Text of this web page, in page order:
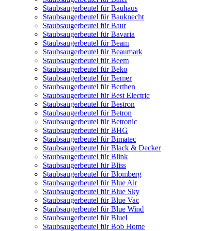
Staubsaugerbeutel für Bauhaus
Staubsaugerbeutel für Bauknecht
Staubsaugerbeutel für Baur
Staubsaugerbeutel für Bavaria
Staubsaugerbeutel für Beam
Staubsaugerbeutel für Beaumark
Staubsaugerbeutel für Beem
Staubsaugerbeutel für Beko
Staubsaugerbeutel für Berner
Staubsaugerbeutel für Berthen
Staubsaugerbeutel für Best Electric
Staubsaugerbeutel für Bestron
Staubsaugerbeutel für Betron
Staubsaugerbeutel für Betronic
Staubsaugerbeutel für BHG
Staubsaugerbeutel für Bimatec
Staubsaugerbeutel für Black & Decker
Staubsaugerbeutel für Blink
Staubsaugerbeutel für Bliss
Staubsaugerbeutel für Blomberg
Staubsaugerbeutel für Blue Air
Staubsaugerbeutel für Blue Sky
Staubsaugerbeutel für Blue Vac
Staubsaugerbeutel für Blue Wind
Staubsaugerbeutel für Bluel
Staubsaugerbeutel für Bob Home